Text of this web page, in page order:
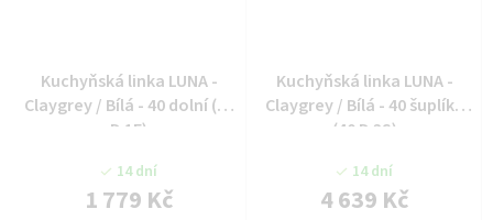
Kuchyňská linka LUNA -
Claygrey / Bílá - 40 dolní (40
D 1F)
14 dní
1 779 Kč
Kuchyňská linka LUNA -
Claygrey / Bílá - 40 šuplíky
(40 D 3S)
14 dní
4 639 Kč